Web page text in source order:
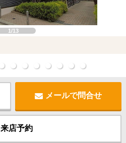
1/13
メールで問合せ
来店予約